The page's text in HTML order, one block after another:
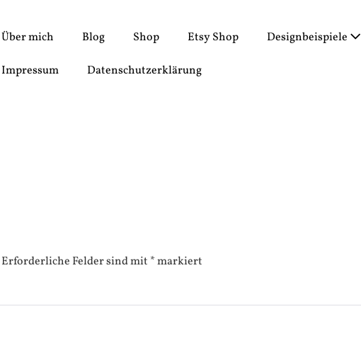
Über mich Blog Shop Etsy Shop Designbeispiele
Impressum Datenschutzerklärung
Erforderliche Felder sind mit *markiert